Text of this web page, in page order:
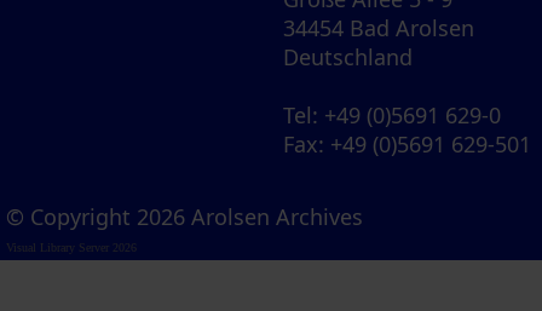
34454 Bad Arolsen
Deutschland
Tel: +49 (0)5691 629-0
Fax: +49 (0)5691 629-501
© Copyright 2026 Arolsen Archives
Visual Library Server 2026